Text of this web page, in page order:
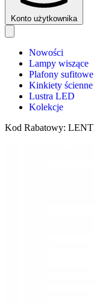
Konto użytkownika
Nowości
Lampy wiszące
Plafony sufitowe
Kinkiety ścienne
Lustra LED
Kolekcje
Kod Rabatowy: